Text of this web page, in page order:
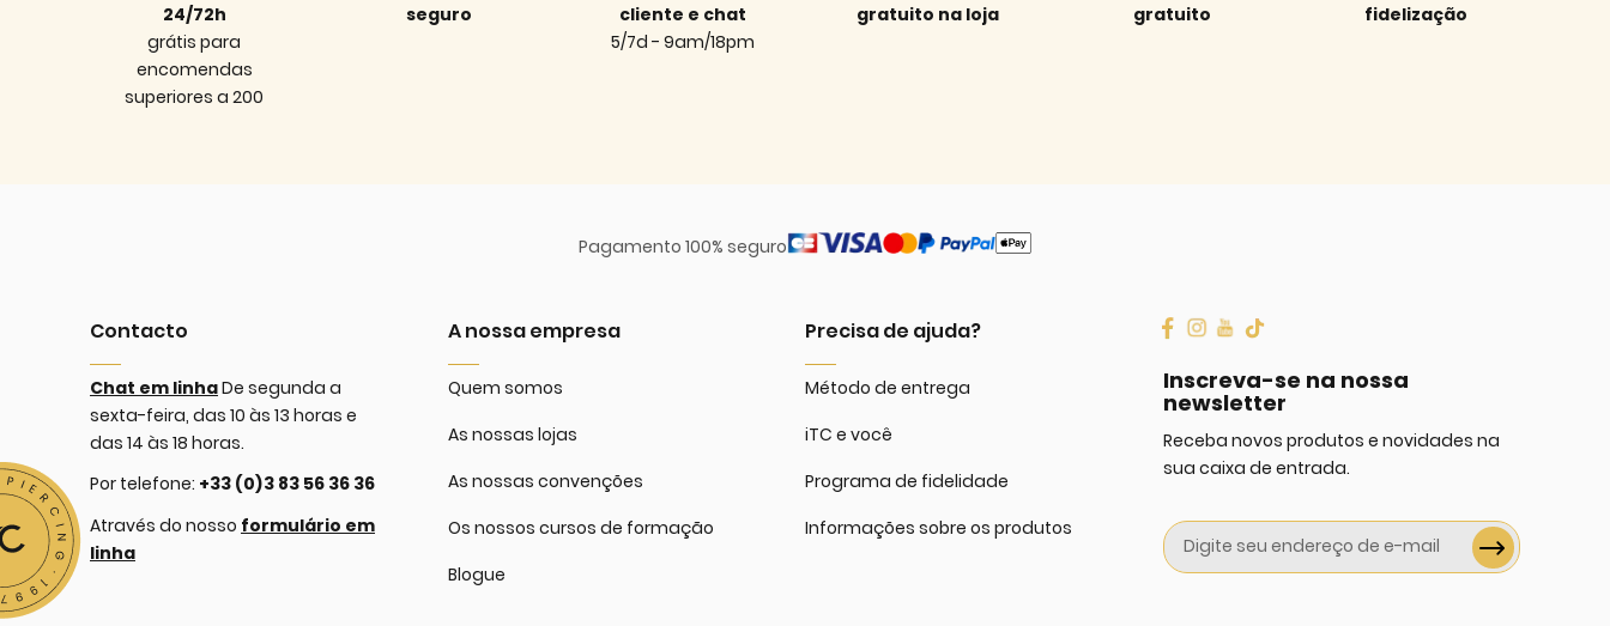
24/72h
grátis para
encomendas
superiores a 200
seguro
cliente e chat
5/7d - 9am/18pm
gratuito na loja
gratuito
fidelização
Pagamento 100% seguro
Contacto
Chat em linhaDe segunda a
sexta-feira, das 10 às 13 horas e
das 14 às 18 horas.
Por telefone: +33 (0)3 83 56 36 36
Através do nosso formulário em
linha
A nossa empresa
Quem somos
As nossas lojas
As nossas convenções
Os nossos cursos de formação
Blogue
Precisa de ajuda?
Método de entrega
iTC e você
Programa de fidelidade
Informações sobre os produtos
Inscreva-se na nossa
newsletter
Receba novos produtos e novidades na
sua caixa de entrada.
Sign
Up